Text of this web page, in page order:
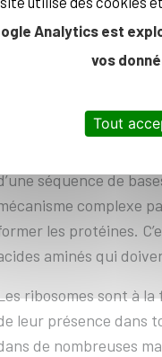
code génétique
« Dans toutes les
information génétique
indispensables à la
l’oxygène dans le
séquence de
complexe
les protéines.
aminés qui
ribosomes sont à
leur présence dans
de nombreuses
Analytics est
vos
Tout